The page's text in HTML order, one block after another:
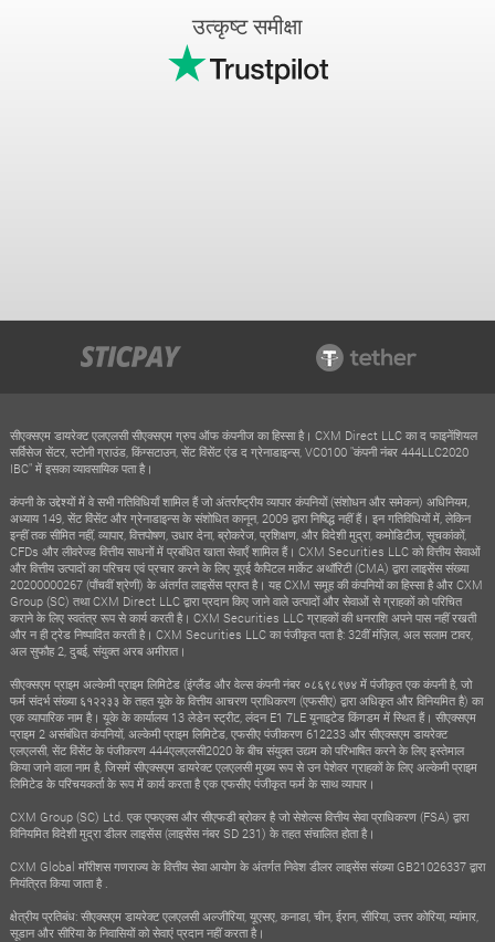
उत्कृष्ट समीक्षा
सीएक्सएम डायरेक्ट एलएलसी सीएक्सएम ग्रुप ऑफ कंपनीज का हिस्सा है। CXM Direct LLC का द फाइनेंशियल
सर्विसेज सेंटर, स्टोनी ग्राउंड, किंग्सटाउन, सेंट विंसेंट एंड द ग्रेनाडाइन्स, VC0100 "कंपनी नंबर 444LLC2020
IBC" में इसका व्यावसायिक पता है।
कंपनी के उद्देश्यों में वे सभी गतिविधियाँ शामिल हैं जो अंतर्राष्ट्रीय व्यापार कंपनियों (संशोधन और समेकन) अधिनियम,
अध्याय 149, सेंट विंसेंट और ग्रेनाडाइन्स के संशोधित कानून, 2009 द्वारा निषिद्ध नहीं हैं। इन गतिविधियों में, लेकिन
इन्हीं तक सीमित नहीं, व्यापार, वित्तपोषण, उधार देना, ब्रोकरेज, प्रशिक्षण, और विदेशी मुद्रा, कमोडिटीज, सूचकांकों,
CFDs और लीवरेज्ड वित्तीय साधनों में प्रबंधित खाता सेवाएँ शामिल हैं। CXM Securities LLC को वित्तीय सेवाओं
और वित्तीय उत्पादों का परिचय एवं प्रचार करने के लिए यूएई कैपिटल मार्केट अथॉरिटी (CMA) द्वारा लाइसेंस संख्या
20200000267 (पाँचवीं श्रेणी) के अंतर्गत लाइसेंस प्राप्त है। यह CXM समूह की कंपनियों का हिस्सा है और CXM
Group (SC) तथा CXM Direct LLC द्वारा प्रदान किए जाने वाले उत्पादों और सेवाओं से ग्राहकों को परिचित
कराने के लिए स्वतंत्र रूप से कार्य करती है। CXM Securities LLC ग्राहकों की धनराशि अपने पास नहीं रखती
और न ही ट्रेड निष्पादित करती है। CXM Securities LLC का पंजीकृत पता है: 32वीं मंज़िल, अल सलाम टावर,
अल सुफौह 2, दुबई, संयुक्त अरब अमीरात।
सीएक्सएम प्राइम अल्केमी प्राइम लिमिटेड (इंग्लैंड और वेल्स कंपनी नंबर ०८६९८९७४ में पंजीकृत एक कंपनी है, जो
फर्म संदर्भ संख्या ६१२२३३ के तहत यूके के वित्तीय आचरण प्राधिकरण (एफसीए) द्वारा अधिकृत और विनियमित है) का
एक व्यापारिक नाम है। यूके के कार्यालय 13 लेडेन स्ट्रीट, लंदन E1 7LE यूनाइटेड किंगडम में स्थित हैं। सीएक्सएम
प्राइम 2 असंबंधित कंपनियों, अल्केमी प्राइम लिमिटेड, एफसीए पंजीकरण 612233 और सीएक्सएम डायरेक्ट
एलएलसी, सेंट विंसेंट के पंजीकरण 444एलएलसी2020 के बीच संयुक्त उद्यम को परिभाषित करने के लिए इस्तेमाल
किया जाने वाला नाम है, जिसमें सीएक्सएम डायरेक्ट एलएलसी मुख्य रूप से उन पेशेवर ग्राहकों के लिए अल्केमी प्राइम
लिमिटेड के परिचयकर्ता के रूप में कार्य करता है एक एफसीए पंजीकृत फर्म के साथ व्यापार।
CXM Group (SC) Ltd. एक एफएक्स और सीएफडी ब्रोकर है जो सेशेल्स वित्तीय सेवा प्राधिकरण (FSA) द्वारा
विनियमित विदेशी मुद्रा डीलर लाइसेंस (लाइसेंस नंबर SD 231) के तहत संचालित होता है।
CXM Global मॉरीशस गणराज्य के वित्तीय सेवा आयोग के अंतर्गत निवेश डीलर लाइसेंस संख्या GB21026337 द्वारा
नियंत्रित किया जाता है .
क्षेत्रीय प्रतिबंध: सीएक्सएम डायरेक्ट एलएलसी अल्जीरिया, यूएसए, कनाडा, चीन, ईरान, सीरिया, उत्तर कोरिया, म्यांमार,
सूडान और सीरिया के निवासियों को सेवाएं प्रदान नहीं करता है।